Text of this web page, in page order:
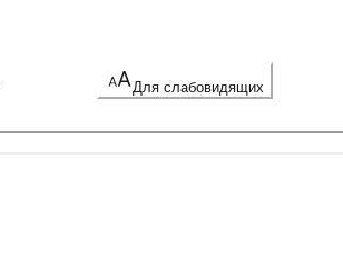
Для слабовидящих